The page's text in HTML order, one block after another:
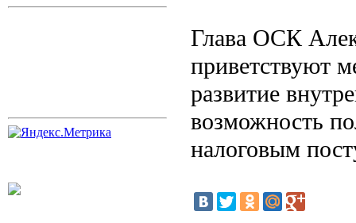
Глава ОСК
приветствуют
развитие
возможность
налоговым